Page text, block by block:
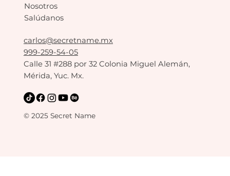
carlos@secretname.mx
999-259-54-05
Calle 31 #288 por 32 Colonia Miguel Alemán,
Mérida, Yuc. Mx.
Nosotros
Salúdanos
© 2025 Secret Name